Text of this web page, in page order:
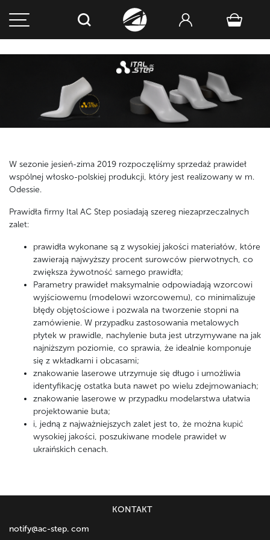
W sezonie jesień-zima 2019 rozpoczęliśmy sprzedaż prawideł
wspólnej włosko-polskiej produkcji, który jest realizowany w m.
Odessie.
Prawidła firmy Ital AC Step posiadają szereg niezaprzeczalnych
zalet:
prawidła wykonane są z wysokiej jakości materiałów, które
zawierają najwyższy procent surowców pierwotnych, co
zwiększa żywotność samego prawidła;
Parametry prawideł maksymalnie odpowiadają wzorcowi
wyjściowemu (modelowi wzorcowemu), co minimalizuje
błędy objętościowe i pozwala na tworzenie stopni na
zamówienie. W przypadku zastosowania metalowych
płytek w prawidle, nachylenie buta jest utrzymywane na jak
najniższym poziomie, co sprawia, że idealnie komponuje
się z wkładkami i obcasami;
znakowanie laserowe utrzymuje się długo i umożliwia
identyfikację ostatka buta nawet po wielu zdejmowaniach;
znakowanie laserowe w przypadku modelarstwa ułatwia
projektowanie buta;
i, jedną z najważniejszych zalet jest to, że można kupić
wysokiej jakości, poszukiwane modele prawideł w
ukraińskich cenach.
KONTAKT
notify@ac-step. com